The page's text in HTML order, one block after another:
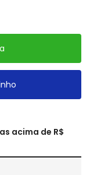
acima de R$